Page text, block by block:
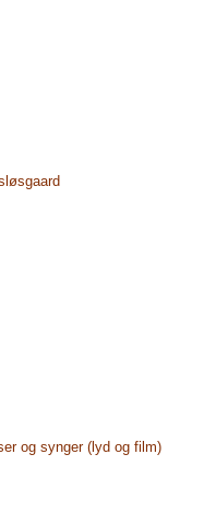
og synger (lyd og film)